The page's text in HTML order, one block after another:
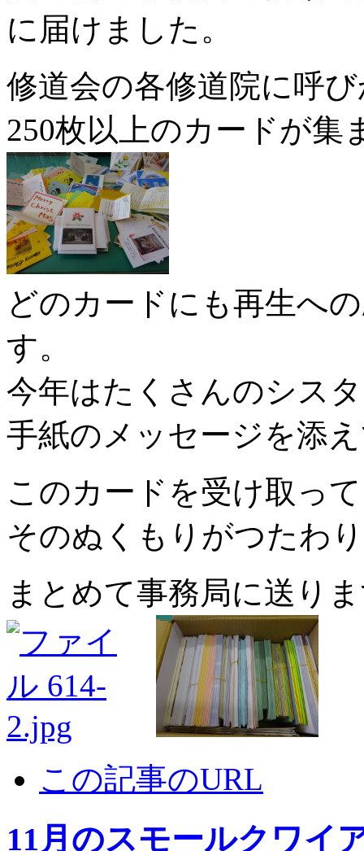
に届けました。
修道会の各修道院に呼
250枚以上のカードが集
どのカードにも再生へ
す。
今年はたくさんのシス
手紙のメッセージを添
このカードを受け取っ
そのぬくもりがつたわ
まとめて事務局に送り
この記事のURL
11月のスモールクワイ